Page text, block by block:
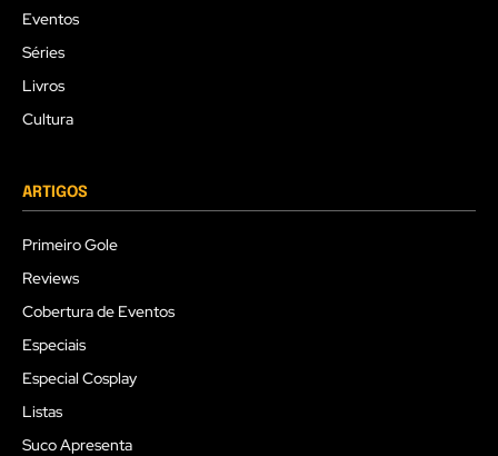
Eventos
Séries
Livros
Cultura
ARTIGOS
Primeiro Gole
Reviews
Cobertura de Eventos
Especiais
Especial Cosplay
Listas
Suco Apresenta